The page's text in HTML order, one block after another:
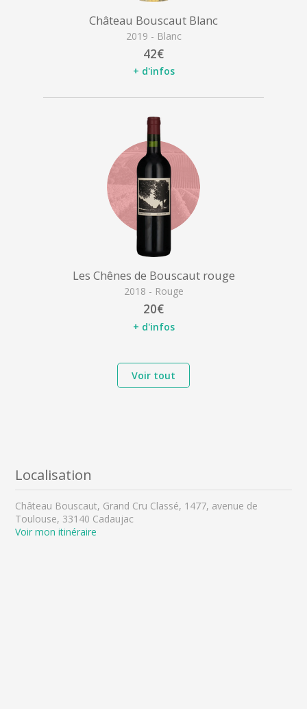
Château Bouscaut Blanc
2019 - Blanc
42€
+ d'infos
Les Chênes de Bouscaut rouge
2018 - Rouge
20€
+ d'infos
Voir tout
Localisation
Château Bouscaut, Grand Cru Classé, 1477, avenue de
Toulouse, 33140 Cadaujac
Voir mon itinéraire